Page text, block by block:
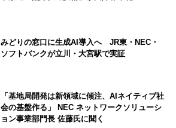
みどりの窓口に生成AI導入へ JR東・NEC・
ソフトバンクが立川・大宮駅で実証
「基地局開発は新領域に傾注、AIネイティブ社
会の基盤作る」 NEC ネットワークソリューシ
ョン事業部門長 佐藤氏に聞く